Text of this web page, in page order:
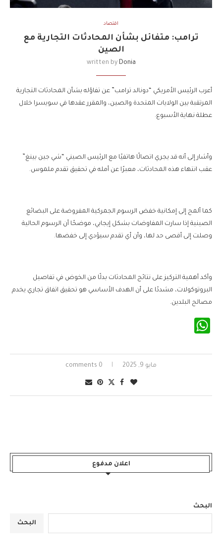
اقتصاد
ترامب: متفائل بشأن المحادثات التجارية مع
الصين
written by Donia
أعرب الرئيس الأمريكي “دونالد ترامب” عن تفاؤله بشأن المحادثات التجارية
المرتقبة بين الولايات المتحدة والصين، والمقرر عقدها في سويسرا خلال
عطلة نهاية الأسبوع.
وأشار إلى أنه قد يجري اتصالًا هاتفيًا مع الرئيس الصيني “شي جين بينغ”
عقب انتهاء هذه المحادثات، معبرًا عن أمله في تحقيق تقدم ملموس.
كما ألمح إلى إمكانية خفض الرسوم الجمركية المفروضة على البضائع
الصينية إذا سارت المفاوضات بشكل إيجابي، موضحًا أن الرسوم الحالية
وصلت إلى أقصى حد لها، وأن أي تقدم سيؤدي إلى خفضها.
وأكد أهمية التركيز على نتائج المحادثات بدلًا من الخوض في تفاصيل
البروتوكولات، مشددًا على أن الهدف الأساسي هو تحقيق اتفاق تجاري يخدم
مصالح البلدين.
مايو 9, 2025 0 comments
اعلان مدفوع
البحث
البحث